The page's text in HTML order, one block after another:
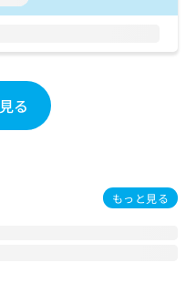
る
もっと見る